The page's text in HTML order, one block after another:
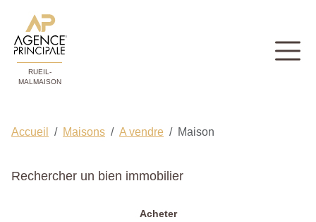
RUEIL-
MALMAISON
Accueil Maisons A vendre Maison
Rechercher un bien immobilier
Acheter